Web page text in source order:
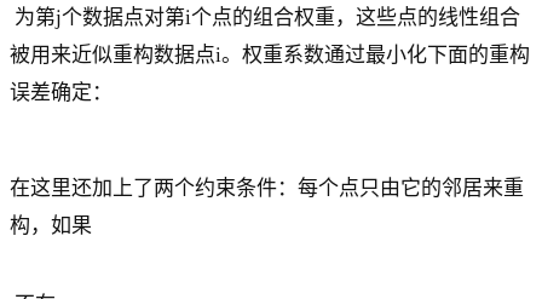
为第j个数据点对第i个点的组合权重，这些点的线性组合
被用来近似重构数据点i。权重系数通过最小化下面的重构
误差确定：
在这里还加上了两个约束条件：每个点只由它的邻居来重
构，如果